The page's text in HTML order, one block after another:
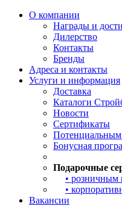
О компании
Награды и
Дилерство
Контакты
Бренды
Адреса и контакты
Услуги и информация
Доставка
Каталоги
Новости
Сертификаты
Бонусная
Подарочные
• розничным
•
Вакансии